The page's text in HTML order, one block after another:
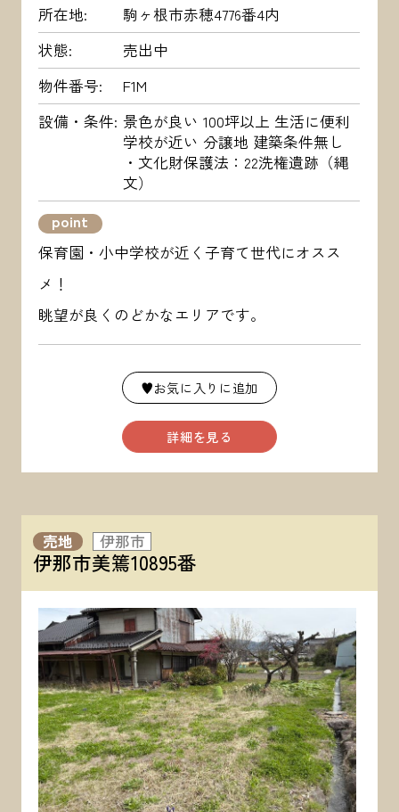
所在地
駒ヶ根市赤穂4776番4内
状態
売出中
物件番号
F1M
設備・条件 景色が良い 100坪以上 生活に便利
学校が近い 分譲地 建築条件無し
・文化財保護法：22洗権遺跡（縄
文）
point
保育園・小中学校が近く子育て世代にオスス
メ！
眺望が良くのどかなエリアです。
♥お気に入りに追加
詳細を見る
売地 伊那市
伊那市美篶10895番